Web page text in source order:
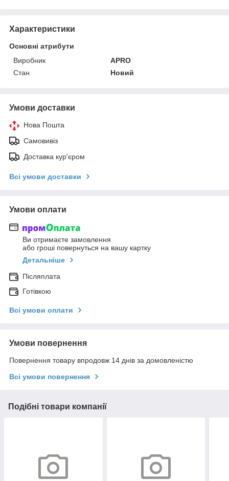
Характеристики
Основні атрибути
Виробник
APRO
Стан
Новий
Умови доставки
Нова Пошта
Самовивіз
Доставка кур'єром
Всі умови доставки
Умови оплати
Ви отримаєте замовлення
або гроші повернуться на вашу картку
Детальніше
Післяплата
Готівкою
Всі умови оплати
Умови повернення
Повернення товару впродовж 14 днів за домовленістю
Всі умови повернення
Подібні товари компанії